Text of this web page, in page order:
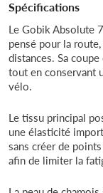
Spécifications
Le Gobik Absolute
pensé pour la
distances. Sa
tout en conservant
vélo.
Le tissu principal
une élasticité
sans créer de
afin de limiter la